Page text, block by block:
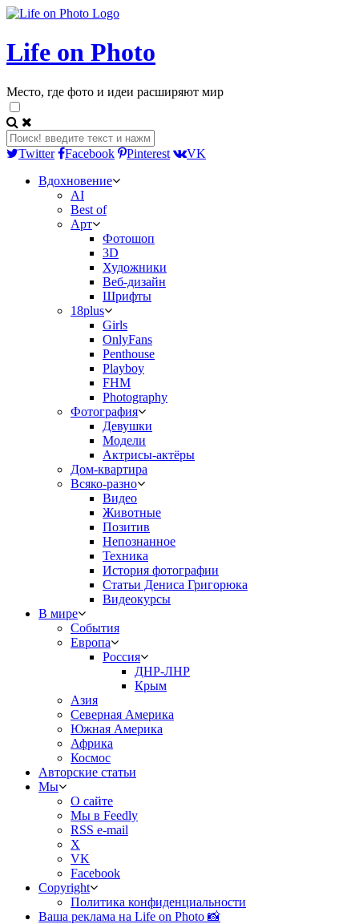
Life on Photo
Место, где фото и идеи расширяют мир
Twitter Facebook Pinterest
VK
Вдохновение
AI
Best of
Арт
Фотошоп
3D
Художники
Веб-дизайн
Шрифты
18plus
Girls
OnlyFans
Penthouse
Playboy
FHM
Photography
Фотография
Девушки
Модели
Актрисы-актёры
Дом-квартира
Всяко-разно
Видео
Животные
Позитив
Непознанное
Техника
История фотографии
Статьи Дениса Григорюка
Видеокурсы
В мире
События
Европа
Россия
ДНР-ЛНР
Крым
Азия
Северная Америка
Южная Америка
Африка
Космос
Авторские статьи
Мы
О сайте
Мы в Feedly
RSS e-mail
X
VK
Facebook
Copyright
Политика конфиденциальности
Ваша реклама на Life on Photo 📸